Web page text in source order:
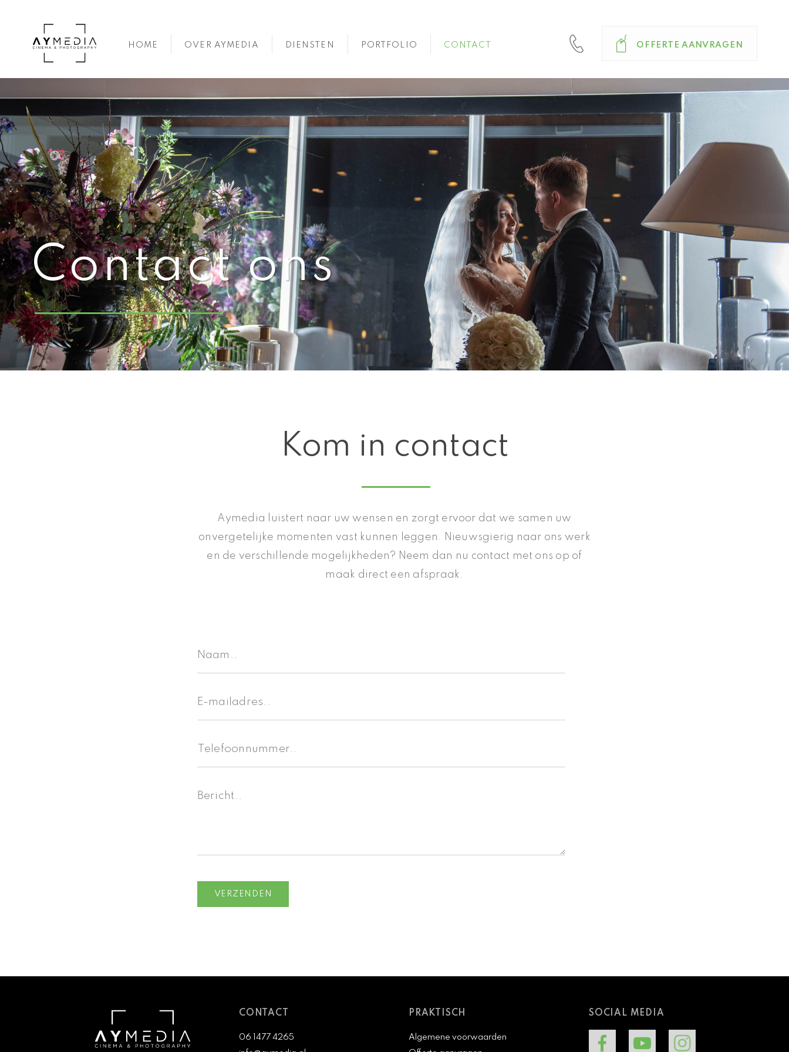
content
HOME OVER AYMEDIA DIENSTEN PORTFOLIO CONTACT OFFERTE AANVRAGEN
Contact ons
Kom in contact
Aymedia luistert naar uw wensen en zorgt ervoor dat we samen uw
onvergetelijke momenten vast kunnen leggen. Nieuwsgierig naar ons werk
en de verschillende mogelijkheden? Neem dan nu contact met ons op of
maak direct een afspraak.
CONTACT
06 1477 4265
PRAKTISCH
Algemene voorwaarden
SOCIAL MEDIA